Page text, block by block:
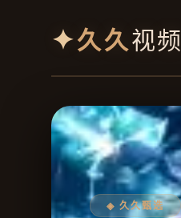
✦久久视频
◈ 久久甄选